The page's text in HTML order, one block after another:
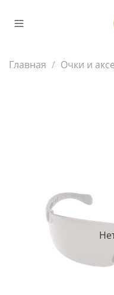
Главная Очки и